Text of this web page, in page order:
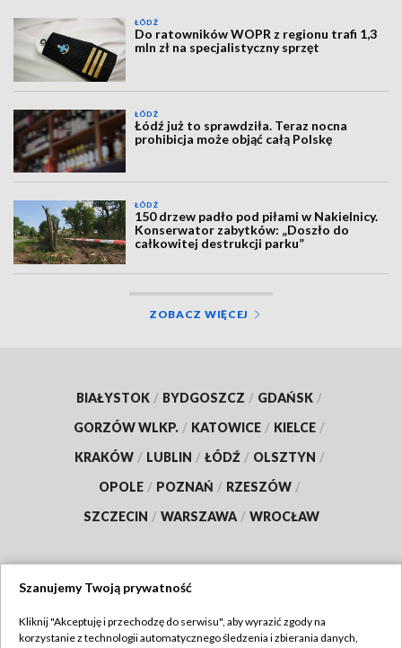
ŁÓDŹ
Do ratowników WOPR z regionu trafi 1,3
mln zł na specjalistyczny sprzęt
ŁÓDŹ
Łódź już to sprawdziła. Teraz nocna
prohibicja może objąć całą Polskę
ŁÓDŹ
150 drzew padło pod piłami w Nakielnicy.
Konserwator zabytków: „Doszło do
całkowitej destrukcji parku”
ZOBACZ WIĘCEJ
BIAŁYSTOK / BYDGOSZCZ / GDAŃSK /
GORZÓW WLKP. / KATOWICE / KIELCE /
KRAKÓW / LUBLIN / ŁÓDŹ / OLSZTYN /
OPOLE / POZNAŃ / RZESZÓW /
SZCZECIN / WARSZAWA / WROCŁAW
TVP
Szanujemy Twoją prywatność
Kliknij "Akceptuję i przechodzę do serwisu", aby wyrazić zgody na
korzystanie z technologii automatycznego śledzenia i zbierania danych,